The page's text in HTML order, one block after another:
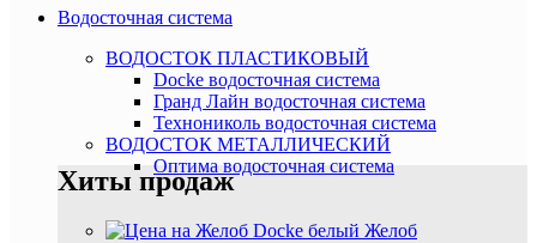
Водосточная система
ВОДОСТОК ПЛАСТИКОВЫЙ
Docke водосточная система
Гранд Лайн водосточная система
Технониколь водосточная система
ВОДОСТОК МЕТАЛЛИЧЕСКИЙ
Оптима водосточная система
Хиты продаж
Желоб